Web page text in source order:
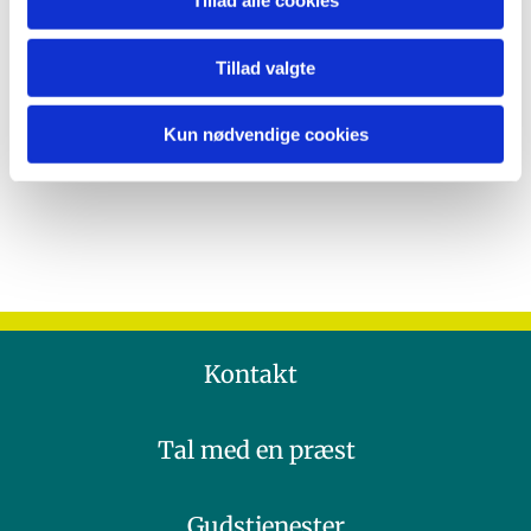
Tillad valgte
Kun nødvendige cookies
Kontakt
Tal med en præst